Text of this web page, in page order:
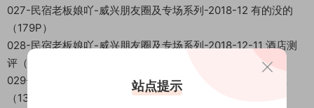
027-民宿老板娘吖-威兴朋友圈及专场系列-2018-12 有的没的
（179P）
028-民宿老板娘吖-威兴朋友圈及专场系列-2018-12-11 酒店测
评（50P）
029-民宿老板娘吖-威兴朋友圈及专场系列-2018 阿丽拉乌镇
（139P）
站点提示